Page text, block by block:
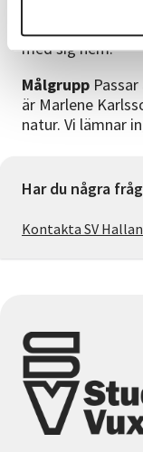
Glöm inte att
av heldag får
med sig hem.
Målgrupp
är Marlene
natur. Vi lämnar
Har du några
Kontakta SV